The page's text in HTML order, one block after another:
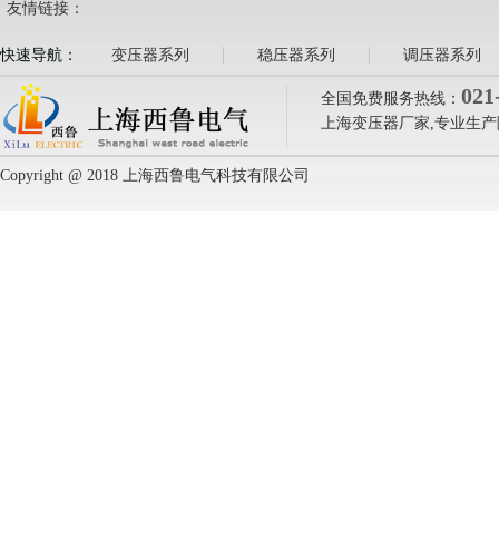
友情链接：
快速导航： 变压器系列 稳压器系列 调压器系列
全国免费服务热线：
上海变压器厂家,专业生
Copyright @ 2018 上海西鲁电气科技有限公司